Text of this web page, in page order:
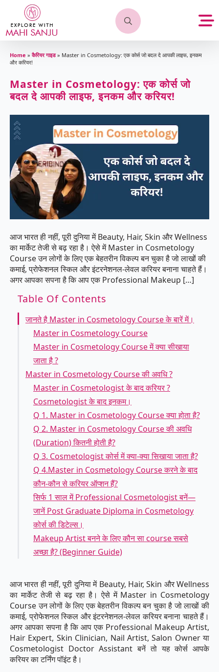
Search
Home »कैरियर गाइड» Master in Cosmetology: एक कोर्स जो बदल दे आपकी लाइफ, इनकम
और करियर!
Master in Cosmetology: एक कोर्स जो
बदल दे आपकी लाइफ, इनकम और करियर!
आज भारत ही नहीं, पूरी दुनिया में Beauty, Hair, Skin और Wellness
का मार्केट तेजी से बढ़ रहा है। ऐसे में Master in Cosmetology
Course उन लोगों के लिए एक बेहतरीन विकल्प बन चुका है जो लाखों की
कमाई, प्रोफेशनल स्किल और इंटरनेशनल-लेवल करियर बनाना चाहते हैं।
अगर आपका सपना है कि आप एक Professional Makeup […]
Table Of Contents
जानते है Master in Cosmetology Course के बारें में।
Master in Cosmetology Course
Master in Cosmetology Course में क्या सीखाया
जाता है ?
Master in Cosmetology Course की अवधि ?
Master in Cosmetologist के बाद करियर ?
Cosmetologist के बाद इनकम।
Q 1. Master in Cosmetology Course क्या होता है?
Q 2. Master in Cosmetology Course की अवधि
(Duration) कितनी होती है?
Q 3. Cosmetologist कोर्स में क्या-क्या सिखाया जाता है?
Q 4.Master in Cosmetology Course करने के बाद
कौन-कौन से करियर ऑप्शन हैं?
सिर्फ 1 साल में Professional Cosmetologist बनें—
जानें Post Graduate Diploma in Cosmetology
कोर्स की डिटेल्स।
Makeup Artist बनने के लिए कौन सा course सबसे
अच्छा है? (Beginner Guide)
आज भारत ही नहीं, पूरी दुनिया में Beauty, Hair, Skin और Wellness
का मार्केट तेजी से बढ़ रहा है। ऐसे में Master in Cosmetology
Course उन लोगों के लिए एक बेहतरीन विकल्प बन चुका है जो लाखों की
कमाई, प्रोफेशनल स्किल और इंटरनेशनल-लेवल करियर बनाना चाहते हैं।
अगर आपका सपना है कि आप एक Professional Makeup Artist,
Hair Expert, Skin Clinician, Nail Artist, Salon Owner या
Cosmetologist Doctor Assistant बनें तो यह कोर्स आपके
करियर का टर्निंग पॉइंट है।